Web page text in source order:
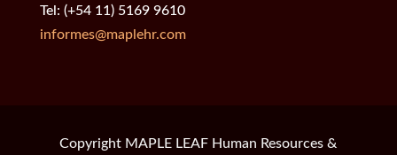
Tel: (+54 11) 5169 9610
informes@maplehr.com
Copyright MAPLE LEAF Human Resources &